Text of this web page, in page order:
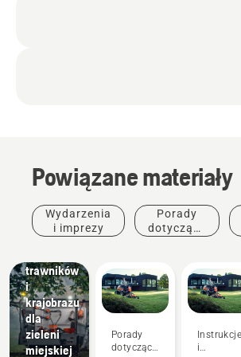
Powiązane materiały
Wydarzenia
i imprezy
Porady
dotyczące
Tereny
miejskie
Sprzęt do
trawników
i
krajobrazu
dla
zieleni
miejskiej
Porady
dotyczące
Instrukcje
i